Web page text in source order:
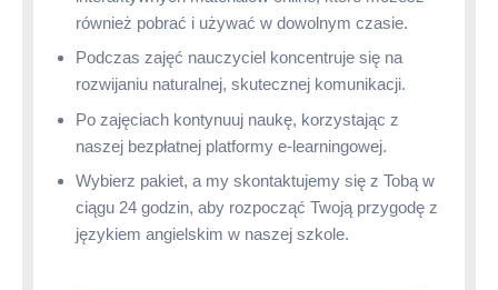
również pobrać i używać w dowolnym czasie.
Podczas zajęć nauczyciel koncentruje się na
rozwijaniu naturalnej, skutecznej komunikacji.
Po zajęciach kontynuuj naukę, korzystając z
naszej bezpłatnej platformy e-learningowej.
Wybierz pakiet, a my skontaktujemy się z Tobą w
ciągu 24 godzin, aby rozpocząć Twoją przygodę z
językiem angielskim w naszej szkole.